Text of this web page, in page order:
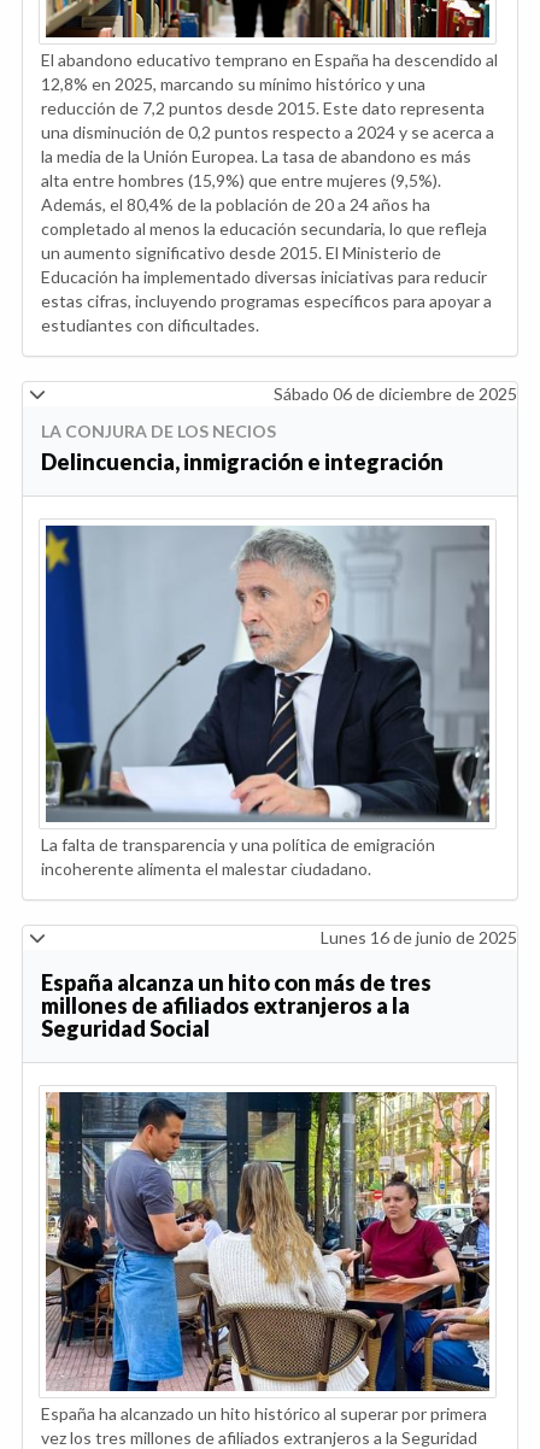
El abandono educativo temprano en España ha descendido al
12,8% en 2025, marcando su mínimo histórico y una
reducción de 7,2 puntos desde 2015. Este dato representa
una disminución de 0,2 puntos respecto a 2024 y se acerca a
la media de la Unión Europea. La tasa de abandono es más
alta entre hombres (15,9%) que entre mujeres (9,5%).
Además, el 80,4% de la población de 20 a 24 años ha
completado al menos la educación secundaria, lo que refleja
un aumento significativo desde 2015. El Ministerio de
Educación ha implementado diversas iniciativas para reducir
estas cifras, incluyendo programas específicos para apoyar a
estudiantes con dificultades.
Sábado 06 de diciembre de 2025
LA CONJURA DE LOS NECIOS
Delincuencia, inmigración e integración
La falta de transparencia y una política de emigración
incoherente alimenta el malestar ciudadano.
Lunes 16 de junio de 2025
España alcanza un hito con más de tres
millones de afiliados extranjeros a la
Seguridad Social
España ha alcanzado un hito histórico al superar por primera
vez los tres millones de afiliados extranjeros a la Seguridad